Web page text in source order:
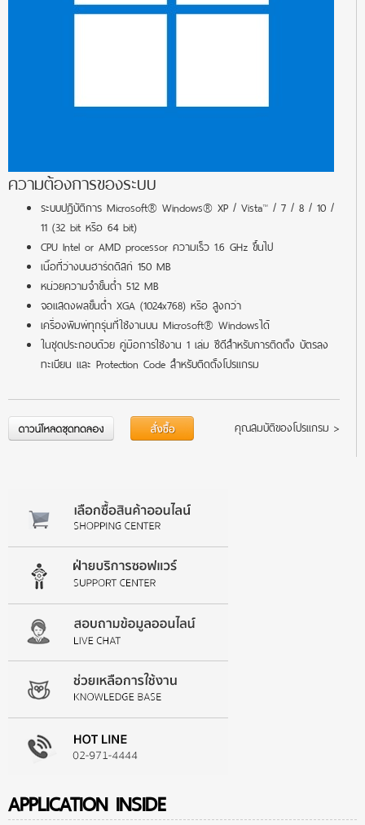
ความต้องการของระบบ
ระบบปฏิบัติการ Microsoft® Windows® XP / Vista™ / 7 / 8 / 10 /
11 (32 bit หรือ 64 bit)
CPU Intel or AMD processor ความเร็ว 1.6 GHz ขึ้นไป
เนื้อที่ว่างบนฮาร์ดดิสก์ 150 MB
หน่วยความจำขั้นต่ำ 512 MB
จอแสดงผลขั้นต่ำ XGA (1024x768) หรือ สูงกว่า
เครื่องพิมพ์ทุกรุ่นที่ใช้งานบน Microsoft® Windowsได้
ในชุดประกอบด้วย คู่มือการใช้งาน 1 เล่ม ซีดีสำหรับการติดตั้ง บัตรลง
ทะเบียน และ Protection Code สำหรับติดตั้งโปรแกรม
คุณสมบัติของโปรแกรม >
APPLICATION INSIDE